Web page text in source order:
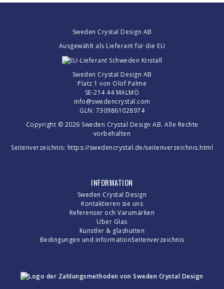
Sweden Crystal Design AB
Ausgewählt als Lieferant für die EU
Sweden Crystal Design AB
Platz 1 von Olof Palme
SE-214 44 MALMÖ
info@swedencrystal.com
GLN: 7309861028974
Copyright © 2026 Sweden Crystal Design AB. Alle Rechte
vorbehalten
Seitenverzeichnis: https://swedencrystal.de/seitenverzeichnis.html
INFORMATION
Sweden Crystal Design
Kontaktieren sie uns
Referenser och Varumärken
Uber Glas
Kunstler & glashutten
Bedingungen und informationSeitenverzeichnis